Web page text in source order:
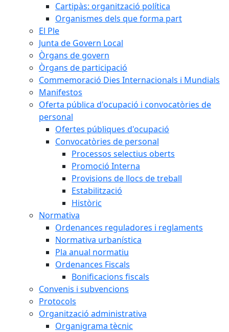
Cartipàs: organització política
Organismes dels que forma part
El Ple
Junta de Govern Local
Òrgans de govern
Òrgans de participació
Commemoració Dies Internacionals i Mundials
Manifestos
Oferta pública d'ocupació i convocatòries de
personal
Ofertes públiques d'ocupació
Convocatòries de personal
Processos selectius oberts
Promoció Interna
Provisions de llocs de treball
Estabilització
Històric
Normativa
Ordenances reguladores i reglaments
Normativa urbanística
Pla anual normatiu
Ordenances Fiscals
Bonificacions fiscals
Convenis i subvencions
Protocols
Organització administrativa
Organigrama tècnic